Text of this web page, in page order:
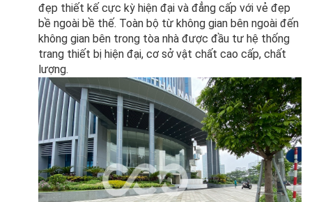
đẹp thiết kế cực kỳ hiện đại và đẳng cấp với vẻ đẹp
bề ngoài bề thế. Toàn bộ từ không gian bên ngoài đến
không gian bên trong tòa nhà được đầu tư hệ thống
trang thiết bị hiện đại, cơ sở vật chất cao cấp, chất
lượng.